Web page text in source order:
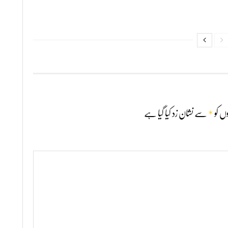
کو* سے نشان زد کیا گیا ہے